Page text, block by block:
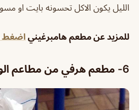
الليل يكون الاكل تحسونه بايت او
للمزيد عن مطعم هامبرغيني اضغط
6- مطعم هرفي من مطاعم الوجبات السريعة